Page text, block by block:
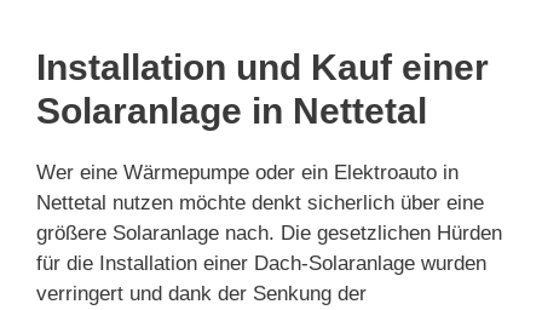
Installation und Kauf einer
Solaranlage in Nettetal
Wer eine Wärmepumpe oder ein Elektroauto in
Nettetal nutzen möchte denkt sicherlich über eine
größere Solaranlage nach. Die gesetzlichen Hürden
für die Installation einer Dach-Solaranlage wurden
verringert und dank der Senkung der